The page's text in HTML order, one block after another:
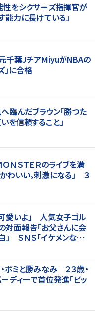
性をシクサーズ指揮官が
能力に長けている」
千葉JチアMiyuがNBAの
」に合格
臨んだブラウン「勝つた
を信頼すること」
ＯＮＳＴＥＲのライブを満
わいい。刺激になる」 ３
可愛いよ」 人気女子ゴル
対面報告「お父さんに会
ＳＮＳ「イケメンなお
ですか？」
ボミと勝みなみ ２３歳・
ディーで首位発進「ビッ